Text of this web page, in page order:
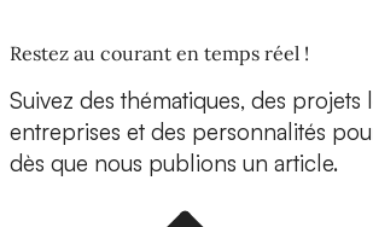
Restez au courant en temps réel !
Suivez des thématiques, des projets
entreprises et des personnalités
dès que nous publions un article.